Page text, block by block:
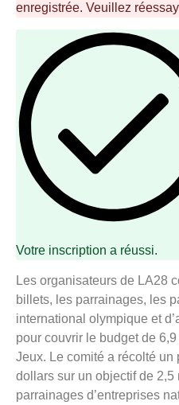
enregistrée. Veuillez
Votre inscription a réussi.
Les organisateurs de LA28
billets, les parrainages, les
international olympique et
pour couvrir le budget de
Jeux. Le comité a récolté un
dollars sur un objectif de
parrainages d’entreprises